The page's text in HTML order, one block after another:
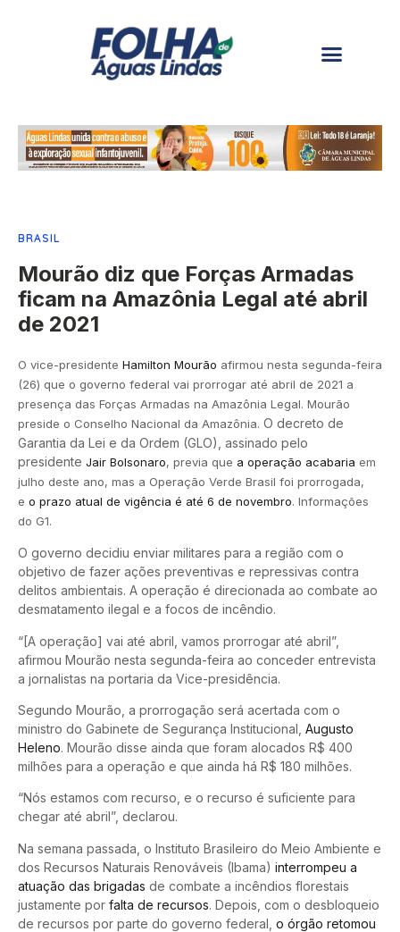
BRASIL
Mourão diz que Forças Armadas
ficam na Amazônia Legal até abril
de 2021
O vice-presidente Hamilton Mourão afirmou nesta segunda-feira
(26) que o governo federal vai prorrogar até abril de 2021 a
presença das Forças Armadas na Amazônia Legal. Mourão
preside o Conselho Nacional da Amazônia. O decreto de
Garantia da Lei e da Ordem (GLO), assinado pelo
presidente Jair Bolsonaro, previa que a operação acabaria em
julho deste ano, mas a Operação Verde Brasil foi prorrogada,
e o prazo atual de vigência é até 6 de novembro. Informações
do G1.
O governo decidiu enviar militares para a região com o
objetivo de fazer ações preventivas e repressivas contra
delitos ambientais. A operação é direcionada ao combate ao
desmatamento ilegal e a focos de incêndio.
“[A operação] vai até abril, vamos prorrogar até abril”,
afirmou Mourão nesta segunda-feira ao conceder entrevista
a jornalistas na portaria da Vice-presidência.
Segundo Mourão, a prorrogação será acertada com o
ministro do Gabinete de Segurança Institucional, Augusto
Heleno. Mourão disse ainda que foram alocados R$ 400
milhões para a operação e que ainda há R$ 180 milhões.
“Nós estamos com recurso, e o recurso é suficiente para
chegar até abril”, declarou.
Na semana passada, o Instituto Brasileiro do Meio Ambiente e
dos Recursos Naturais Renováveis (Ibama) interrompeu a
atuação das brigadas de combate a incêndios florestais
justamente por falta de recursos. Depois, com o desbloqueio
de recursos por parte do governo federal, o órgão retomou